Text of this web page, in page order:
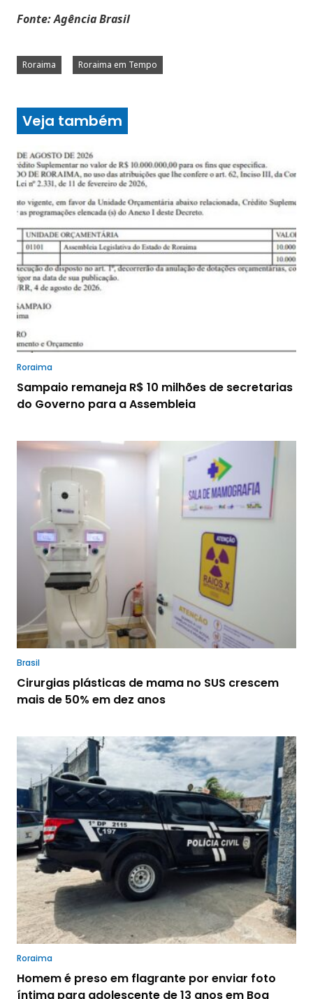
Fonte: Agência Brasil
Roraima Roraima em Tempo
Veja também
Roraima
Sampaio remaneja R$ 10 milhões de secretarias
do Governo para a Assembleia
Brasil
Cirurgias plásticas de mama no SUS crescem
mais de 50% em dez anos
Roraima
Homem é preso em flagrante por enviar foto
íntima para adolescente de 13 anos em Boa